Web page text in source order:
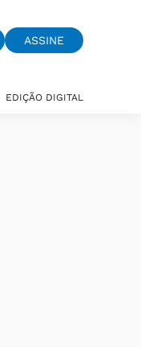
ASSINE
EDIÇÃO DIGITAL